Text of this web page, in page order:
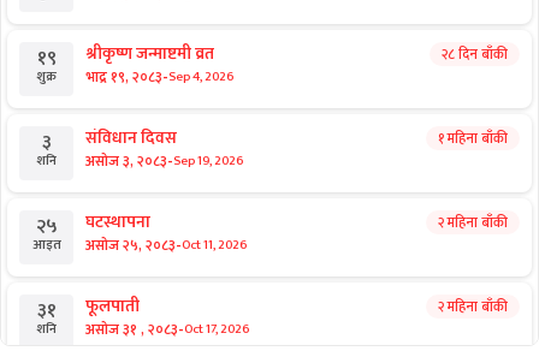
१९
शुक्र
श्रीकृष्ण जन्माष्टमी व्रत
भाद्र १९, २०८३-Sep 4, 2026
२८ दिन बाँकी
३
शनि
संविधान दिवस
असोज ३, २०८३-Sep 19, 2026
१ महिना बाँकी
२५
आइत
घटस्थापना
असोज २५, २०८३-Oct 11, 2026
२ महिना बाँकी
३१
शनि
फूलपाती
असोज ३१ , २०८३-Oct 17, 2026
२ महिना बाँकी